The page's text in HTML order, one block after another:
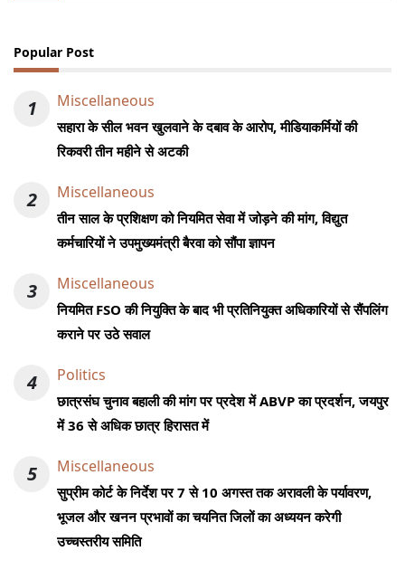
Popular Post
1 Miscellaneous
सहारा के सील भवन खुलवाने के दबाव के आरोप, मीडियाकर्मियों की
रिकवरी तीन महीने से अटकी
2 Miscellaneous
तीन साल के प्रशिक्षण को नियमित सेवा में जोड़ने की मांग, विद्युत
कर्मचारियों ने उपमुख्यमंत्री बैरवा को सौंपा ज्ञापन
3 Miscellaneous
नियमित FSO की नियुक्ति के बाद भी प्रतिनियुक्त अधिकारियों से सैंपलिंग
कराने पर उठे सवाल
4 Politics
छात्रसंघ चुनाव बहाली की मांग पर प्रदेश में ABVP का प्रदर्शन, जयपुर
में 36 से अधिक छात्र हिरासत में
5 Miscellaneous
सुप्रीम कोर्ट के निर्देश पर 7 से 10 अगस्त तक अरावली के पर्यावरण,
भूजल और खनन प्रभावों का चयनित जिलों का अध्ययन करेगी
उच्चस्तरीय समिति